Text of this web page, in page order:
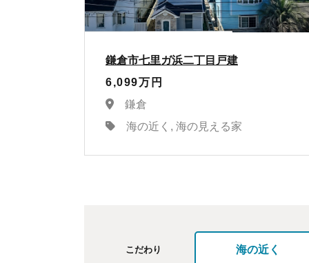
鎌倉市七里ガ浜二丁目戸建
6,099万円
鎌倉
海の近く, 海の見える家
こだわり 海の近く